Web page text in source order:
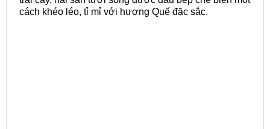
cách khéo léo, tỉ mỉ với hương Quế đặc sắc.